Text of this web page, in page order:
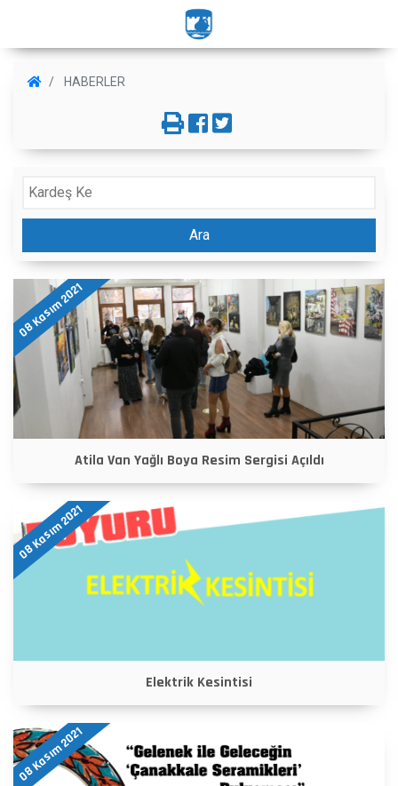
HABERLER
Ara
08 Kasım 2021
Atila Van Yağlı Boya Resim Sergisi Açıldı
08 Kasım 2021
Elektrik Kesintisi
08 Kasım 2021